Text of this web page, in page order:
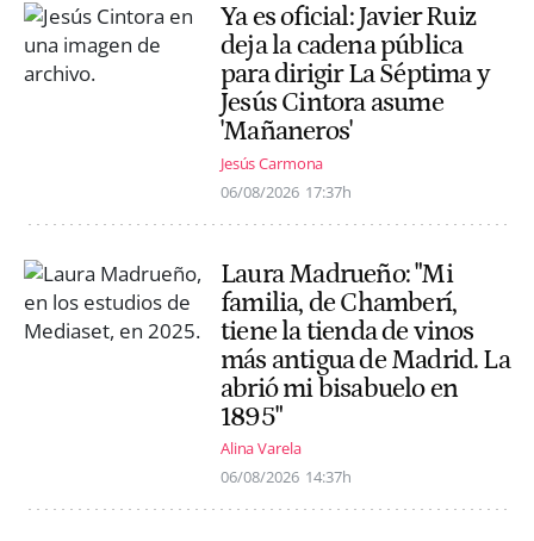
Ya es oficial: Javier Ruiz
deja la cadena pública
para dirigir La Séptima y
Jesús Cintora asume
'Mañaneros'
Jesús Carmona
06/08/2026 17:37h
Laura Madrueño: "Mi
familia, de Chamberí,
tiene la tienda de vinos
más antigua de Madrid. La
abrió mi bisabuelo en
1895"
Alina Varela
06/08/2026 14:37h